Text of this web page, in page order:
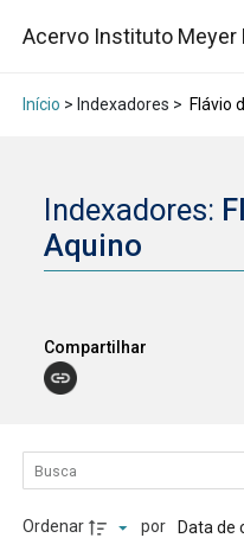
Acervo Instituto Meyer
Início > Indexadores > Flávio
Indexadores:
Aquino
Compartilhar
Lista de itens
Controle de
Ordenar por Data de